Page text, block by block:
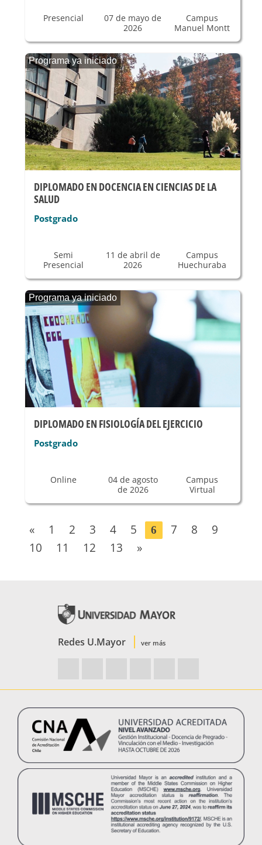
Presencial
07 de mayo de
2026
Campus
Manuel Montt
Programa ya iniciado
DIPLOMADO EN DOCENCIA EN CIENCIAS DE LA
SALUD
Postgrado
Semi
Presencial
11 de abril de
2026
Campus
Huechuraba
Programa ya iniciado
DIPLOMADO EN FISIOLOGÍA DEL EJERCICIO
Postgrado
Online
04 de agosto
de 2026
Campus
Virtual
« 1 2 3 4 5 6 7 8
9
10
11 12 13 »
Redes U.Mayor ver más